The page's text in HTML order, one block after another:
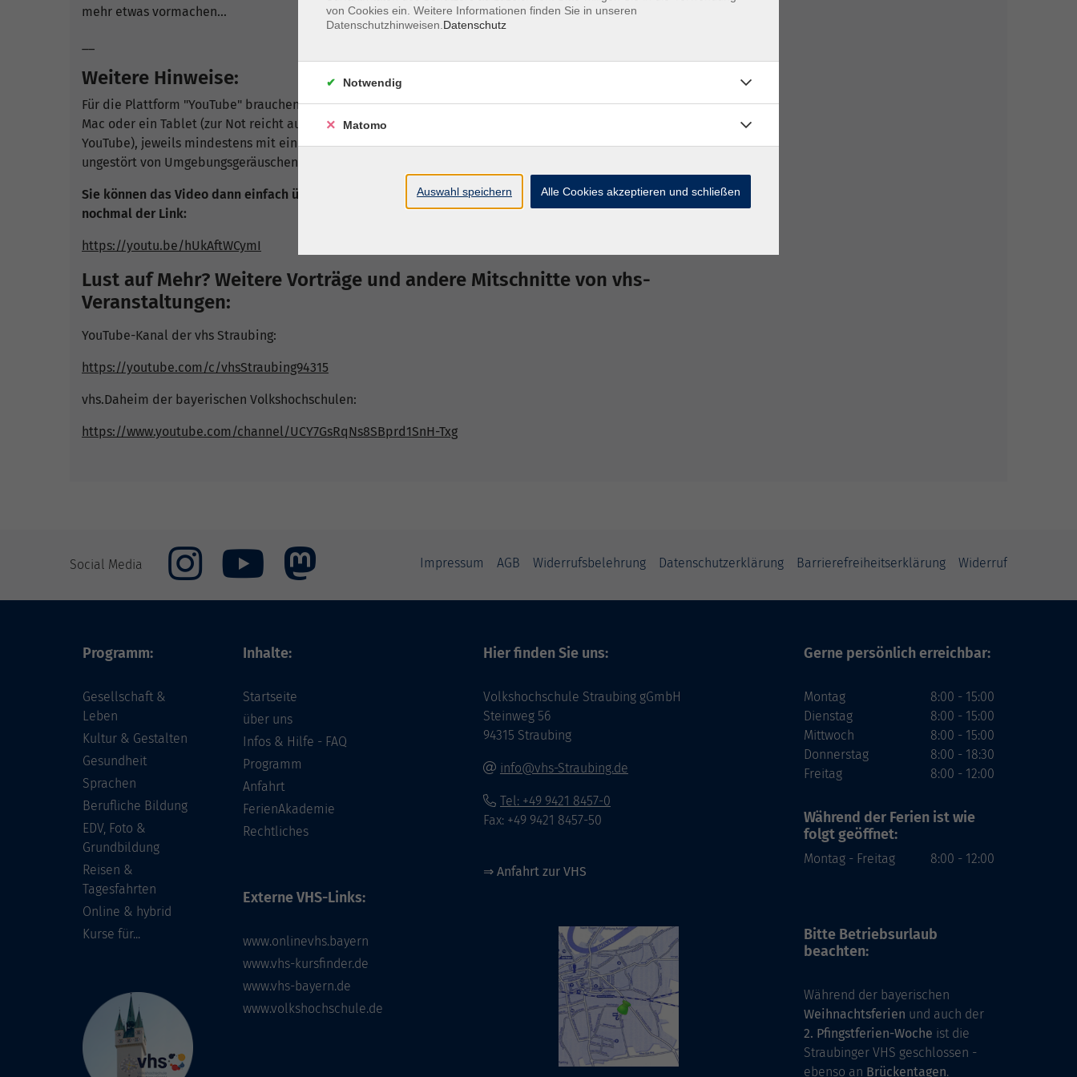
mehr etwas vormachen...
Weitere Hinweise:
Für die Plattform "YouTube" brauchen Sie nur einen Internetzugang und dazu einen PC, Laptop,
Mac oder ein Tablet (zur Not reicht auch ein Smartphone - inzwischen "können" sogar TV-Geräte
YouTube), jeweils mindestens mit einem Lautsprecher. Empfehlenswert ist ggf. ein Kopfhörer, um
ungestört von Umgebungsgeräuschen folgen zu können.
Sie können das Video dann einfach über den Browser oder die YouTube-App anschauen - hier
nochmal der Link:
https://youtu.be/hUkAftWCymI
Lust auf Mehr? Weitere Vorträge und andere Mitschnitte von vhs-
Veranstaltungen:
YouTube-Kanal der vhs Straubing:
https://youtube.com/c/vhsStraubing94315
vhs.Daheim der bayerischen Volkshochschulen:
https://www.youtube.com/channel/UCY7GsRqNs8SBprd1SnH-Txg
Social Media Impressum AGB Widerrufsbelehrung Datenschutzerklärung Barrierefreiheitserklärung Widerruf
Programm:
Gesellschaft &
Leben
Kultur & Gestalten
Gesundheit
Sprachen
Berufliche Bildung
EDV, Foto &
Grundbildung
Reisen &
Tagesfahrten
Online & hybrid
Kurse für...
Inhalte:
Startseite
über uns
Infos & Hilfe - FAQ
Programm
Anfahrt
FerienAkademie
Rechtliches
Externe VHS-Links:
www.onlinevhs.bayern
www.vhs-kursfinder.de
www.vhs-bayern.de
www.volkshochschule.de
Hier finden Sie uns:
Volkshochschule Straubing gGmbH
Steinweg 56
94315 Straubing
info@vhs-Straubing.de
Tel: +49 9421 8457-0
Fax: +49 9421 8457-50
⇒ Anfahrt zur VHS
Gerne persönlich erreichbar:
Montag
Dienstag
Mittwoch
Donnerstag
Freitag
8:00 - 15:00
8:00 - 15:00
8:00 - 15:00
8:00 - 18:30
8:00 - 12:00
Während der Ferien ist wie
folgt geöffnet:
Montag - Freitag 8:00 - 12:00
Bitte Betriebsurlaub
beachten:
Während der bayerischen
Weihnachtsferien und auch der
2. Pfingstferien-Woche ist die
Straubinger VHS geschlossen -
ebenso an Brückentagen.
von Cookies ein. Weitere Informationen finden Sie in unseren
Datenschutzhinweisen. Datenschutz
Notwendig
Matomo
Auswahl speichern Alle Cookies akzeptieren und schließen